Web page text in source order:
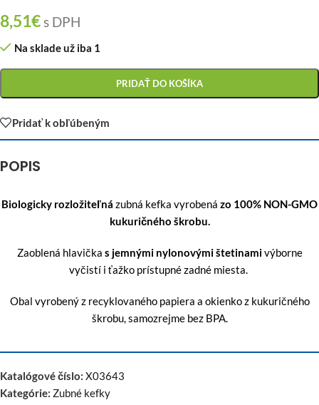
8,51€s DPH
Na sklade už iba 1
PRIDAŤ DO KOŠÍKA
Pridať k obľúbeným
POPIS
Biologicky rozložiteľná zubná kefka vyrobená zo 100% NON-GMO
kukuričného škrobu.
Zaoblená hlavička s jemnými nylonovými štetinamivýborne
vyčistí i ťažko prístupné zadné miesta.
Obal vyrobený z recyklovaného papiera a okienko z kukuričného
škrobu, samozrejme bez BPA.
Katalógové číslo: X03643
Kategórie: Zubné kefky